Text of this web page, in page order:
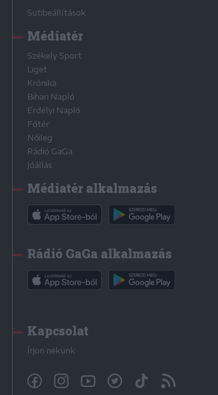
Sütibeállítások
Médiatér
Székely Sport
Liget
Krónika
Bihari Napló
Erdélyi Napló
Főtér
Nőileg
Rádió GaGa
Jóállás
Médiatér alkalmazás
Rádió GaGa alkalmazás
Kapcsolat
Írjon nekünk